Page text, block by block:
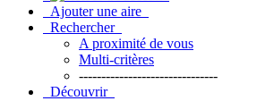
Ajouter une aire
Rechercher
A proximité de vous
Multi-critères
-------------------------------
Découvrir